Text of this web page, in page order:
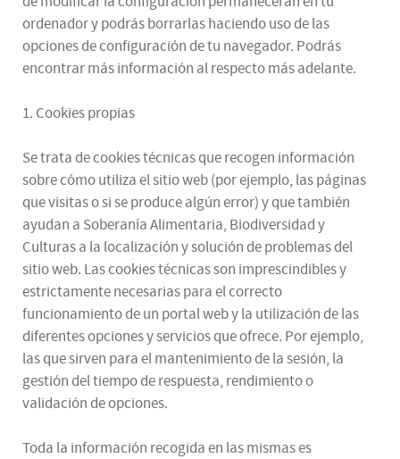
ordenador y podrás borrarlas haciendo uso de las
opciones de configuración de tu navegador. Podrás
encontrar más información al respecto más adelante.
1. Cookies propias
Se trata de cookies técnicas que recogen información
sobre cómo utiliza el sitio web (por ejemplo, las páginas
que visitas o si se produce algún error) y que también
ayudan a Soberanía Alimentaria, Biodiversidad y
Culturas a la localización y solución de problemas del
sitio web. Las cookies técnicas son imprescindibles y
estrictamente necesarias para el correcto
funcionamiento de un portal web y la utilización de las
diferentes opciones y servicios que ofrece. Por ejemplo,
las que sirven para el mantenimiento de la sesión, la
gestión del tiempo de respuesta, rendimiento o
validación de opciones.
Toda la información recogida en las mismas es